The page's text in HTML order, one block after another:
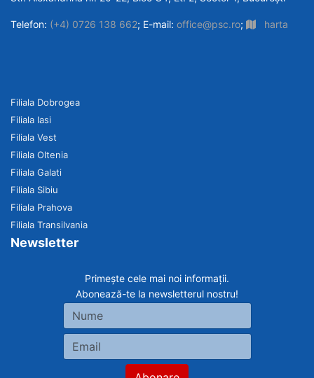
Telefon: (+4) 0726 138 662; E-mail: office@psc.ro; harta
Filiala Dobrogea
Filiala Iasi
Filiala Vest
Filiala Oltenia
Filiala Galati
Filiala Sibiu
Filiala Prahova
Filiala Transilvania
Newsletter
Primește cele mai noi informații.
Abonează-te la newsletterul nostru!